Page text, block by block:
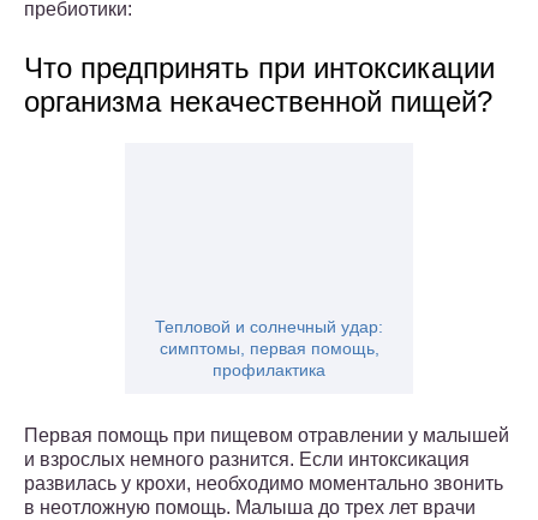
пребиотики:
Что предпринять при интоксикации
организма некачественной пищей?
Тепловой и солнечный удар:
симптомы, первая помощь,
профилактика
Первая помощь при пищевом отравлении у малышей
и взрослых немного разнится. Если интоксикация
развилась у крохи, необходимо моментально звонить
в неотложную помощь. Малыша до трех лет врачи